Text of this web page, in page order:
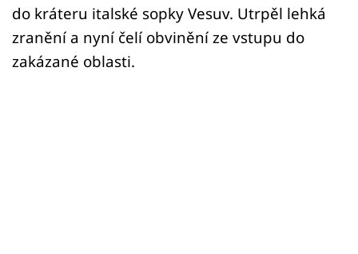
do kráteru italské sopky Vesuv. Utrpěl lehká
zranění a nyní čelí obvinění ze vstupu do
zakázané oblasti.